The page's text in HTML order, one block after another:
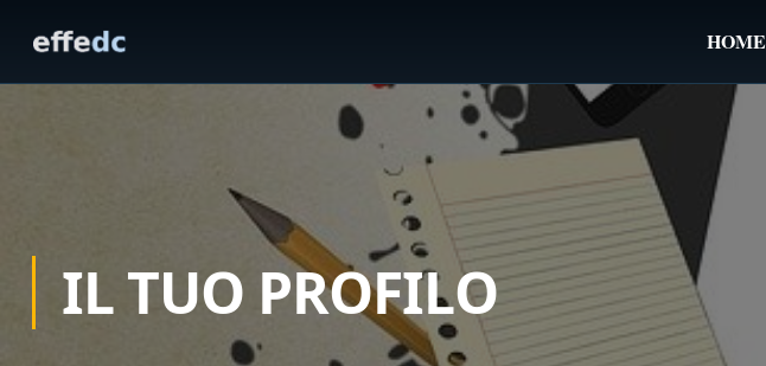
HOME
IL TUO PROFILO